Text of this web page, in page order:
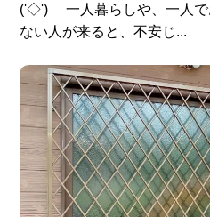
('◇')ゞ 一人暮らしや、一人
ない人が来ると、不安じ...